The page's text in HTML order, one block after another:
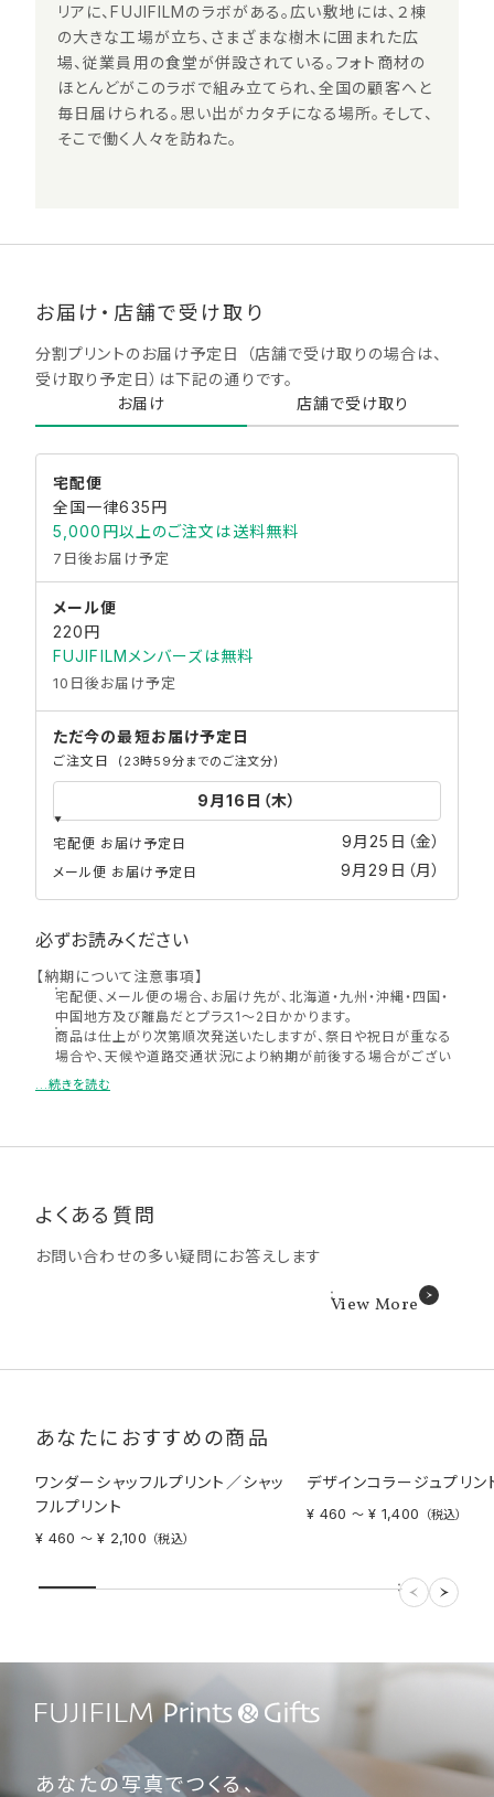
リアに、FUJIFILMのラボがある。広い敷地には、２棟
の大きな工場が立ち、さまざまな樹木に囲まれた広
場、従業員用の食堂が併設されている。フォト商材の
ほとんどがこのラボで組み立てられ、全国の顧客へと
毎日届けられる。思い出がカタチになる場所。そして、
そこで働く人々を訪ねた。
お届け・店舗で受け取り
分割プリントのお届け予定日 （店舗で受け取りの場合は、
受け取り予定日）は下記の通りです。​
お届け
店舗で受け取り
宅配便
全国一律635円
5,000円以上のご注文は送料無料
7日後お届け予定
メール便
220円
FUJIFILMメンバーズは無料
10日後お届け予定
ただ今の最短お届け予定日
ご注文日 (23時59分までのご注文分)
宅配便 お届け予定日 9月25日（金）
メール便 お届け予定日 9月29日（月）
必ずお読みください
【納期について注意事項】
宅配便、メール便の場合、お届け先が、北海道・九州・沖縄・四国・
中国地方及び離島だとプラス1〜2日かかります。
商品は仕上がり次第順次発送いたしますが、祭日や祝日が重なる
場合や、天候や道路交通状況により納期が前後する場合がござい
ます。
メール便はポスト投函となります。お届け日が土日祝日の場合は
納期の異なる商品をまとめてご注文いただく場合、選んだ商品の
コンビニ受け取りについて商品の受け取り可能時間は受け取り予
写真店受け取りについて、受け取り予定日はあくまで目安になりま
す。配送拠点・ルートの都合上、お届け日が「宅配便」「コンビニで
ハーフサイズプリントについて、アルバムとセットでご購入の場合、
...続きを読む
よくある質問
お問い合わせの多い疑問にお答えします
View More
あなたにおすすめの商品
ワンダーシャッフルプリント／シャッ
フルプリント
¥ 460 〜 ¥ 2,100 （税込）
デザインコラージュプリン
¥ 460 〜 ¥ 1,400 （税込）
あなたの写真でつくる、